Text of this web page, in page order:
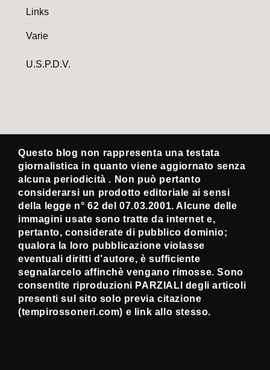
Links
Varie
U.S.P.D.V.
Questo blog non rappresenta una testata
giornalistica in quanto viene aggiornato senza
alcuna periodicità . Non può pertanto
considerarsi un prodotto editoriale ai sensi
della legge n° 62 del 07.03.2001. Alcune delle
immagini usate sono tratte da internet e,
pertanto, considerate di pubblico dominio;
qualora la loro pubblicazione violasse
eventuali diritti d’autore, è sufficiente
segnalarcelo affinchè vengano rimosse. Sono
consentite riproduzioni PARZIALI degli articoli
presenti sul sito solo previa citazione
(tempirossoneri.com) e link allo stesso.